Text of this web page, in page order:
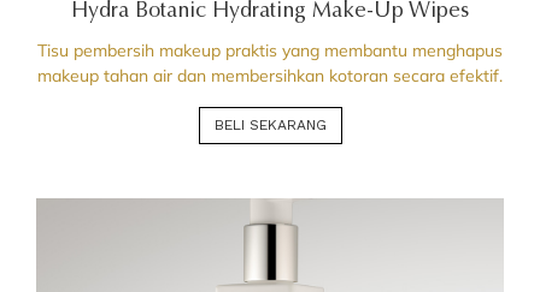
Hydra Botanic Hydrating Make-Up Wipes
Tisu pembersih makeup praktis yang membantu menghapus
makeup tahan air dan membersihkan kotoran secara efektif.
BELI SEKARANG